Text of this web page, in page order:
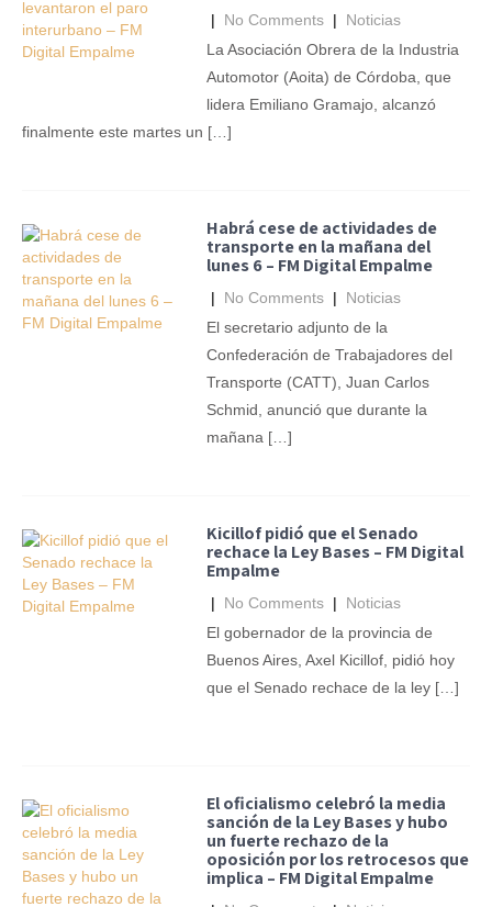
| No Comments | Noticias
La Asociación Obrera de la Industria
Automotor (Aoita) de Córdoba, que
lidera Emiliano Gramajo, alcanzó
finalmente este martes un […]
Habrá cese de actividades de
transporte en la mañana del
lunes 6 – FM Digital Empalme
| No Comments | Noticias
El secretario adjunto de la
Confederación de Trabajadores del
Transporte (CATT), Juan Carlos
Schmid, anunció que durante la
mañana […]
Kicillof pidió que el Senado
rechace la Ley Bases – FM Digital
Empalme
| No Comments | Noticias
El gobernador de la provincia de
Buenos Aires, Axel Kicillof, pidió hoy
que el Senado rechace de la ley […]
El oficialismo celebró la media
sanción de la Ley Bases y hubo
un fuerte rechazo de la
oposición por los retrocesos que
implica – FM Digital Empalme